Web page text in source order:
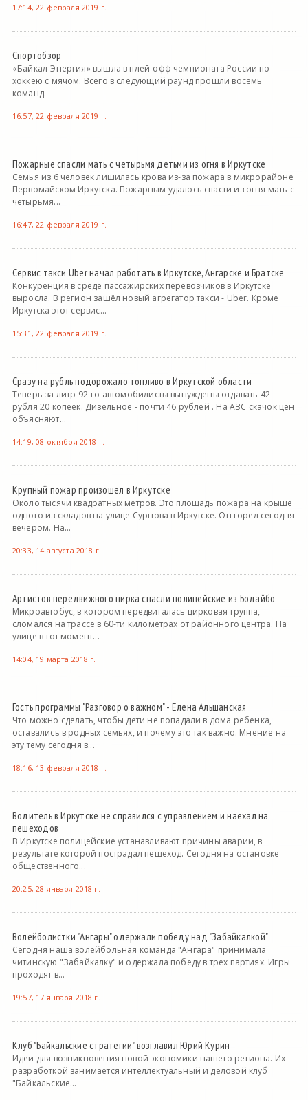
17:14, 22 февраля 2019 г.
Спортобзор
«Байкал-Энергия» вышла в плей-офф чемпионата России по
хоккею с мячом. Всего в следующий раунд прошли восемь
команд.
16:57, 22 февраля 2019 г.
Пожарные спасли мать с четырьмя детьми из огня в Иркутске
Семья из 6 человек лишилась крова из-за пожара в микрорайоне
Первомайском Иркутска. Пожарным удалось спасти из огня мать с
четырьмя...
16:47, 22 февраля 2019 г.
Сервис такси Uber начал работать в Иркутске, Ангарске и Братске
Конкуренция в среде пассажирских перевозчиков в Иркутске
выросла. В регион зашёл новый агрегатор такси - Uber. Кроме
Иркутска этот сервис...
15:31, 22 февраля 2019 г.
Сразу на рубль подорожало топливо в Иркутской области
Теперь за литр 92-го автомобилисты вынуждены отдавать 42
рубля 20 копеек. Дизельное - почти 46 рублей . На АЗС скачок цен
объясняют...
14:19, 08 октября 2018 г.
Крупный пожар произошел в Иркутске
Около тысячи квадратных метров. Это площадь пожара на крыше
одного из складов на улице Сурнова в Иркутске. Он горел сегодня
вечером. На...
20:33, 14 августа 2018 г.
Артистов передвижного цирка спасли полицейские из Бодайбо
Микроавтобус, в котором передвигалась цирковая труппа,
сломался на трассе в 60-ти километрах от районного центра. На
улице в тот момент...
14:04, 19 марта 2018 г.
Гость программы "Разговор о важном" - Елена Альшанская
Что можно сделать, чтобы дети не попадали в дома ребенка,
оставались в родных семьях, и почему это так важно. Мнение на
эту тему сегодня в...
18:16, 13 февраля 2018 г.
Водитель в Иркутске не справился с управлением и наехал на
пешеходов
В Иркутске полицейские устанавливают причины аварии, в
результате которой пострадал пешеход. Сегодня на остановке
общественного...
20:25, 28 января 2018 г.
Волейболистки "Ангары" одержали победу над "Забайкалкой"
Сегодня наша волейбольная команда "Ангара" принимала
читинскую "Забайкалку" и одержала победу в трех партиях. Игры
проходят в...
19:57, 17 января 2018 г.
Клуб "Байкальские стратегии" возглавил Юрий Курин
Идеи для возникновения новой экономики нашего региона. Их
разработкой занимается интеллектуальный и деловой клуб
"Байкальские...